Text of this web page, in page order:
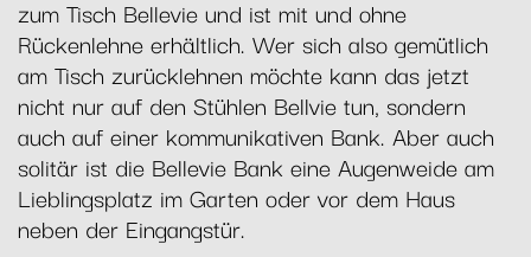
zum Tisch Bellevie und ist mit und ohne
Rückenlehne erhältlich. Wer sich also gemütlich
am Tisch zurücklehnen möchte kann das jetzt
nicht nur auf den Stühlen Bellvie tun, sondern
auch auf einer kommunikativen Bank. Aber auch
solitär ist die Bellevie Bank eine Augenweide am
Lieblingsplatz im Garten oder vor dem Haus
neben der Eingangstür.